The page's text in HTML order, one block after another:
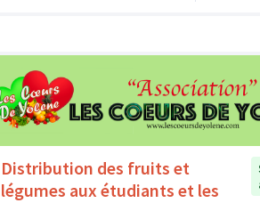
Distribution des fruits et
légumes aux étudiants et les